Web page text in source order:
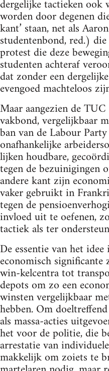
dergelijke tactieken ook
worden door degenen
kant’ staan, net als
studentenbond, red.)
protest die deze
studenten achteraf
dat zonder een
evengoed machteloos
Maar aangezien de
vakbond, vergelijkbaar
ban van de Labour
onafhankelijke
lijken houdbare,
tegen de bezuinigingen
andere kant zijn
vaker gebruikt in
tegen de
invloed uit te oefenen,
tactiek als ter
De essentie van het
economisch significante
win-kelcentra tot
depots om zo een
winsten vergelijkbaar
hebben. Om
als massa-acties
het voor de politie, die
arrestatie van
makkelijk om zoiets te